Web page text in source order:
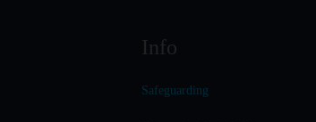
Info
Safeguarding